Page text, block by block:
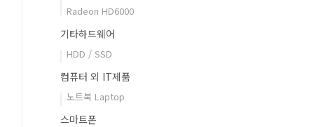
Radeon HD6000
기타하드웨어
HDD / SSD
컴퓨터 외 IT제품
노트북 Laptop
스마트폰